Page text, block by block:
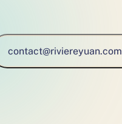
contact@riviereyuan.com